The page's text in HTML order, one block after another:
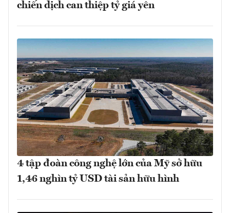
chiến dịch can thiệp tỷ giá yên
4 tập đoàn công nghệ lớn của Mỹ sở hữu
1,46 nghìn tỷ USD tài sản hữu hình